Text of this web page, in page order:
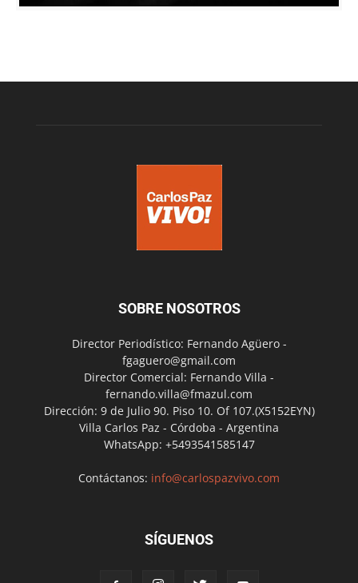
SOBRE NOSOTROS
Director Periodístico: Fernando Agüero -
fgaguero@gmail.com
Director Comercial: Fernando Villa -
fernando.villa@fmazul.com
Dirección: 9 de Julio 90. Piso 10. Of 107.(X5152EYN)
Villa Carlos Paz - Córdoba - Argentina
WhatsApp: +5493541585147
Contáctanos: info@carlospazvivo.com
SÍGUENOS